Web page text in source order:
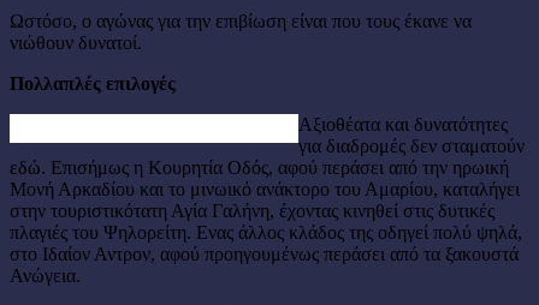
Ωστόσο, ο αγώνας για την επιβίωση είναι που τους έκανε να
νιώθουν δυνατοί.
Πολλαπλές επιλογές
Αξιοθέατα και δυνατότητες
για διαδρομές δεν σταματούν
εδώ. Επισήμως η Κουρητία Οδός, αφού περάσει από την ηρωική
Μονή Αρκαδίου και το μινωικό ανάκτορο του Αμαρίου, καταλήγει
στην τουριστικότατη Αγία Γαλήνη, έχοντας κινηθεί στις δυτικές
πλαγιές του Ψηλορείτη. Ενας άλλος κλάδος της οδηγεί πολύ ψηλά,
στο Ιδαίον Αντρον, αφού προηγουμένως περάσει από τα ξακουστά
Ανώγεια.